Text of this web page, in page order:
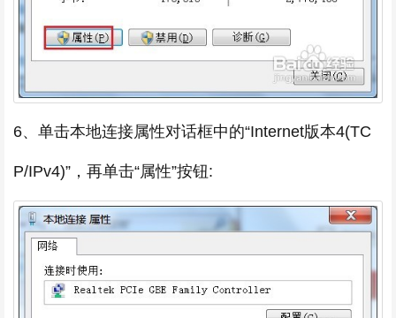
6、单击本地连接属性对话框中的“Internet版本4(TC
P/IPv4)”，再单击“属性”按钮: